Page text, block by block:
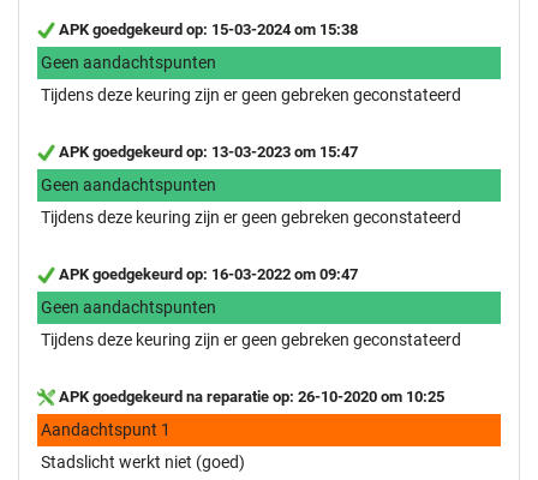
APK goedgekeurd op: 15-03-2024 om 15:38
Geen aandachtspunten
Tijdens deze keuring zijn er geen gebreken geconstateerd
APK goedgekeurd op: 13-03-2023 om 15:47
Geen aandachtspunten
Tijdens deze keuring zijn er geen gebreken geconstateerd
APK goedgekeurd op: 16-03-2022 om 09:47
Geen aandachtspunten
Tijdens deze keuring zijn er geen gebreken geconstateerd
APK goedgekeurd na reparatie op: 26-10-2020 om 10:25
Aandachtspunt 1
Stadslicht werkt niet (goed)